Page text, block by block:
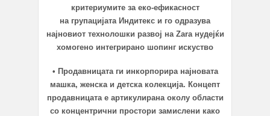
критериумите за еко-ефикасност
на групацијата Индитекс и го одразува
најновиот технолошки развој на Zara нудејќи
хомогено интегрирано шопинг искуство
• Продавницата ги инкорпорира најновата
машка, женска и детска колекција. Концепт
продавницата е артикулирана околу области
со концентрични простори замислени како